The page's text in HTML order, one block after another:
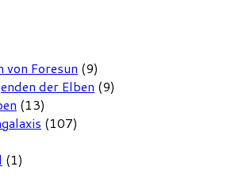
von Foresun (9)
der Elben (9)
(13)
(107)
(1)